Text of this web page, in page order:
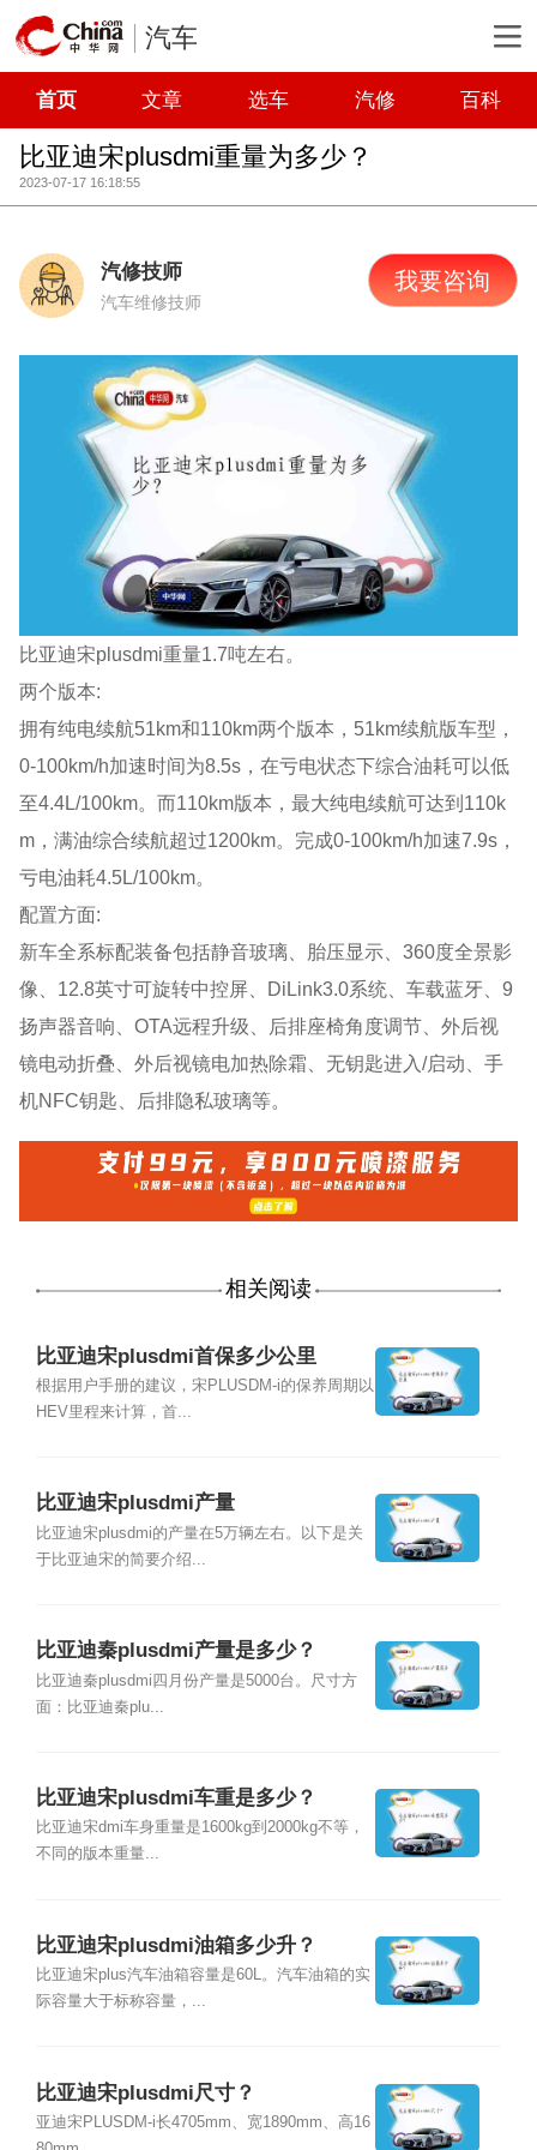
汽车
首页 文章 选车 汽修 百科
比亚迪宋plusdmi重量为多少？
2023-07-17 16:18:55
汽修技师
汽车维修技师
我要咨询
比亚迪宋plusdmi重量1.7吨左右。
两个版本:
拥有纯电续航51km和110km两个版本，51km续航版车型，
0-100km/h加速时间为8.5s，在亏电状态下综合油耗可以低
至4.4L/100km。而110km版本，最大纯电续航可达到110k
m，满油综合续航超过1200km。完成0-100km/h加速7.9s，
亏电油耗4.5L/100km。
配置方面:
新车全系标配装备包括静音玻璃、胎压显示、360度全景影
像、12.8英寸可旋转中控屏、DiLink3.0系统、车载蓝牙、9
扬声器音响、OTA远程升级、后排座椅角度调节、外后视
镜电动折叠、外后视镜电加热除霜、无钥匙进入/启动、手
机NFC钥匙、后排隐私玻璃等。
相关阅读
比亚迪宋plusdmi首保多少公里
根据用户手册的建议，宋PLUSDM-i的保养周期以
HEV里程来计算，首...
比亚迪宋plusdmi产量
比亚迪宋plusdmi的产量在5万辆左右。以下是关
于比亚迪宋的简要介绍...
比亚迪秦plusdmi产量是多少？
比亚迪秦plusdmi四月份产量是5000台。尺寸方
面：比亚迪秦plu...
比亚迪宋plusdmi车重是多少？
比亚迪宋dmi车身重量是1600kg到2000kg不等，
不同的版本重量...
比亚迪宋plusdmi油箱多少升？
比亚迪宋plus汽车油箱容量是60L。汽车油箱的实
际容量大于标称容量，...
比亚迪宋plusdmi尺寸？
亚迪宋PLUSDM-i长4705mm、宽1890mm、高16